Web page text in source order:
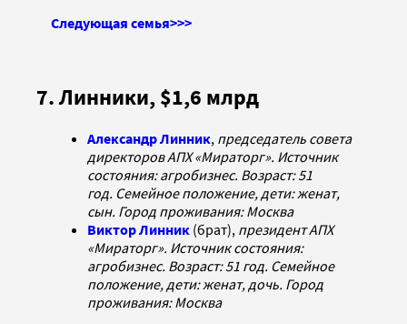
Следующая семья>>>
7. Линники, $1,6 млрд
Александр Линник, председатель совета
директоров АПХ «Мираторг». Источник
состояния: агробизнес. Возраст: 51
год. Семейное положение, дети: женат,
сын. Город проживания: Москва
Виктор Линник (брат), президент АПХ
«Мираторг». Источник состояния:
агробизнес. Возраст: 51 год. Семейное
положение, дети: женат, дочь. Город
проживания: Москва